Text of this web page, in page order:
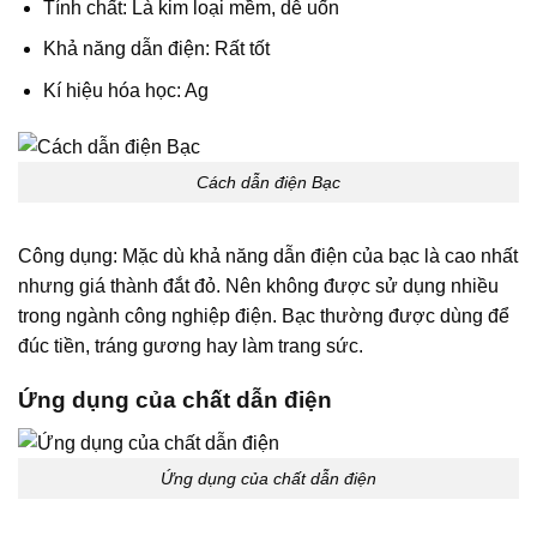
Tính chất: Là kim loại mềm, dễ uốn
Khả năng dẫn điện: Rất tốt
Kí hiệu hóa học: Ag
Cách dẫn điện Bạc
Công dụng: Mặc dù khả năng dẫn điện của bạc là cao nhất
nhưng giá thành đắt đỏ. Nên không được sử dụng nhiều
trong ngành công nghiệp điện. Bạc thường được dùng để
đúc tiền, tráng gương hay làm trang sức.
Ứng dụng của chất dẫn điện
Ứng dụng của chất dẫn điện